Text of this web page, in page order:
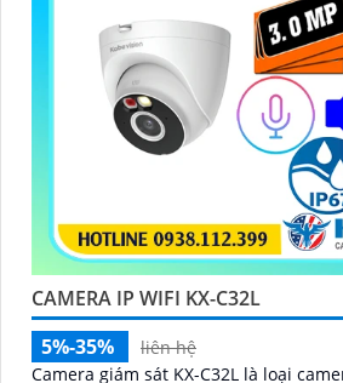
CAMERA IP WIFI KX-C32L
5%-35%
liên hệ
Camera giám sát KX-C32L là loại